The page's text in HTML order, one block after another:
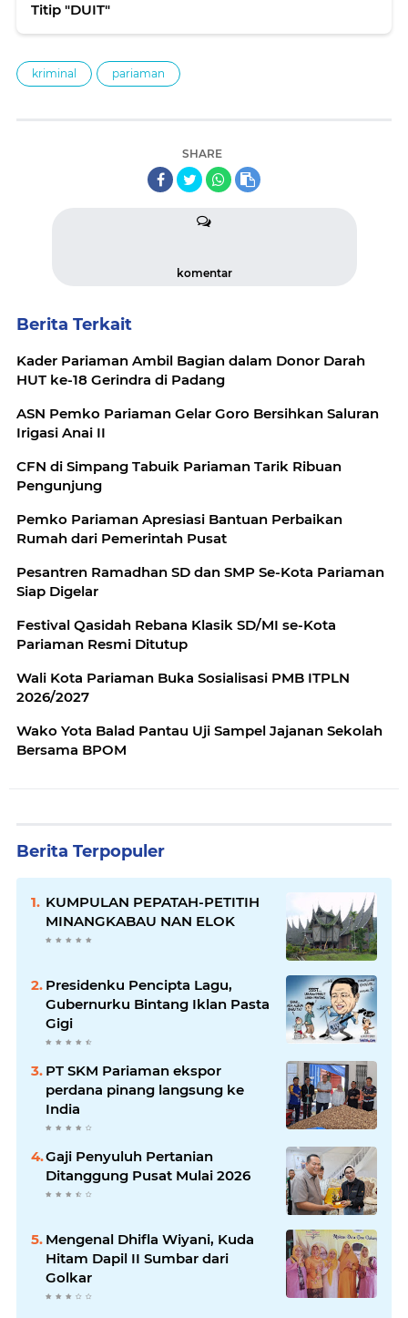
Titip "DUIT"
kriminal pariaman
SHARE
komentar
Berita Terkait
Kader Pariaman Ambil Bagian dalam Donor Darah
HUT ke-18 Gerindra di Padang
ASN Pemko Pariaman Gelar Goro Bersihkan Saluran
Irigasi Anai II
CFN di Simpang Tabuik Pariaman Tarik Ribuan
Pengunjung
Pemko Pariaman Apresiasi Bantuan Perbaikan
Rumah dari Pemerintah Pusat
Pesantren Ramadhan SD dan SMP Se-Kota Pariaman
Siap Digelar
Festival Qasidah Rebana Klasik SD/MI se-Kota
Pariaman Resmi Ditutup
Wali Kota Pariaman Buka Sosialisasi PMB ITPLN
2026/2027
Wako Yota Balad Pantau Uji Sampel Jajanan Sekolah
Bersama BPOM
Berita Terpopuler
KUMPULAN PEPATAH-PETITIH
MINANGKABAU NAN ELOK
Presidenku Pencipta Lagu,
Gubernurku Bintang Iklan Pasta
Gigi
PT SKM Pariaman ekspor
perdana pinang langsung ke
India
Gaji Penyuluh Pertanian
Ditanggung Pusat Mulai 2026
Mengenal Dhifla Wiyani, Kuda
Hitam Dapil II Sumbar dari
Golkar